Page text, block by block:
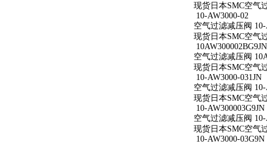
现货日本SMC空气
10-AW3000-02
空气过滤减压阀 10-
现货日本SMC空气
10AW300002BG9JN
空气过滤减压阀
现货日本SMC空气
10-AW3000-031JN
空气过滤减压阀 10-
现货日本SMC空气
10-AW300003G9JN
空气过滤减压阀 10-
现货日本SMC空气
10-AW3000-03G9N